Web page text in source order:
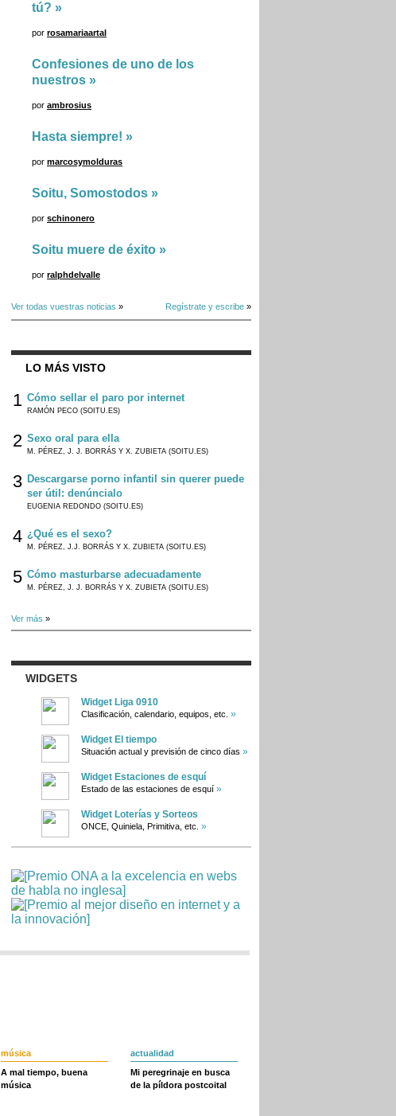
tú? »
por rosamariaartal
Confesiones de uno de los
nuestros »
por ambrosius
Hasta siempre! »
por marcosymolduras
Soitu, Somostodos »
por schinonero
Soitu muere de éxito »
por ralphdelvalle
Ver todas vuestras noticias » Regístrate y escribe »
LO MÁS VISTO
1 Cómo sellar el paro por internet
RAMÓN PECO (SOITU.ES)
2 Sexo oral para ella
M. PÉREZ, J. J. BORRÁS Y X. ZUBIETA (SOITU.ES)
3 Descargarse porno infantil sin querer puede
ser útil: denúncialo
EUGENIA REDONDO (SOITU.ES)
4 ¿Qué es el sexo?
M. PÉREZ, J.J. BORRÁS Y X. ZUBIETA (SOITU.ES)
5 Cómo masturbarse adecuadamente
M. PÉREZ, J. J. BORRÁS Y X. ZUBIETA (SOITU.ES)
Ver más »
WIDGETS
Widget Liga 0910
Clasificación, calendario, equipos, etc. »
Widget El tiempo
Situación actual y previsión de cinco días »
Widget Estaciones de esquí
Estado de las estaciones de esquí »
Widget Loterías y Sorteos
ONCE, Quiniela, Primitiva, etc. »
música
A mal tiempo, buena
música
actualidad
Mi peregrinaje en busca
de la píldora postcoital